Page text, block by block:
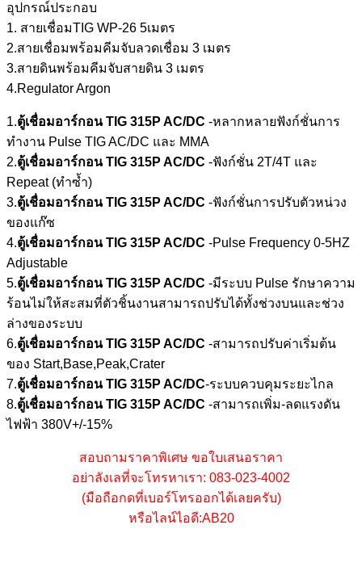
อุปกรณ์ประกอบ
1. สายเชื่อมTIG WP-26 5เมตร
2.สายเชื่อมพร้อมคีมจับลวดเชื่อม 3 เมตร
3.สายดินพร้อมคีมจับสายดิน 3 เมตร
4.Regulator Argon
1.ตู้เชื่อมอาร์กอน TIG 315P AC/DC -หลากหลายฟังก์ชั่นการ
ทำงาน Pulse TIG AC/DC และ MMA
2.ตู้เชื่อมอาร์กอน TIG 315P AC/DC -ฟังก์ชั่น 2T/4T และ
Repeat (ทำซ้ำ)
3.ตู้เชื่อมอาร์กอน TIG 315P AC/DC -ฟังก์ชั่นการปรับตัวหน่วง
ของแก๊ซ
4.ตู้เชื่อมอาร์กอน TIG 315P AC/DC -Pulse Frequency 0-5HZ
Adjustable
5.ตู้เชื่อมอาร์กอน TIG 315P AC/DC -มีระบบ Pulse รักษาความ
ร้อนไม่ให้สะสมที่ตัวชิ้นงานสามารถปรับได้ทั้งช่วงบนและช่วง
ล่างของระบบ
6.ตู้เชื่อมอาร์กอน TIG 315P AC/DC -สามารถปรับค่าเริ่มต้น
ของ Start,Base,Peak,Crater
7.ตู้เชื่อมอาร์กอน TIG 315P AC/DC-ระบบควบคุมระยะไกล
8.ตู้เชื่อมอาร์กอน TIG 315P AC/DC -สามารถเพิ่ม-ลดแรงดัน
ไฟฟ้า 380V+/-15%
สอบถามราคาพิเศษ ขอใบเสนอราคา
อย่าลังเลที่จะโทรหาเรา: 083-023-4002
(มือถือกดที่เบอร์โทรออกได้เลยครับ)
หรือไลน์ไอดี:AB20